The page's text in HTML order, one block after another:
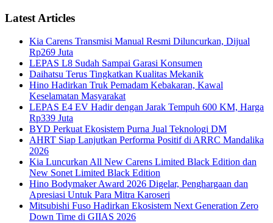
Latest Articles
Kia Carens Transmisi Manual Resmi Diluncurkan, Dijual
Rp269 Juta
LEPAS L8 Sudah Sampai Garasi Konsumen
Daihatsu Terus Tingkatkan Kualitas Mekanik
Hino Hadirkan Truk Pemadam Kebakaran, Kawal
Keselamatan Masyarakat
LEPAS E4 EV Hadir dengan Jarak Tempuh 600 KM, Harga
Rp339 Juta
BYD Perkuat Ekosistem Purna Jual Teknologi DM
AHRT Siap Lanjutkan Performa Positif di ARRC Mandalika
2026
Kia Luncurkan All New Carens Limited Black Edition dan
New Sonet Limited Black Edition
Hino Bodymaker Award 2026 Digelar, Penghargaan dan
Apresiasi Untuk Para Mitra Karoseri
Mitsubishi Fuso Hadirkan Ekosistem Next Generation Zero
Down Time di GIIAS 2026